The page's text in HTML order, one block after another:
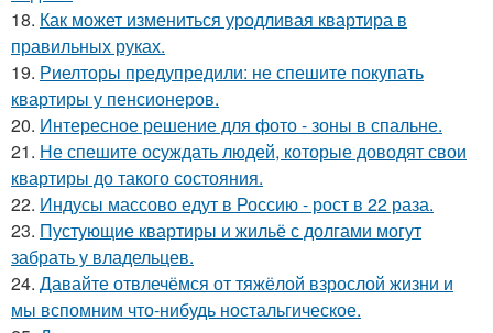
18. Как может измениться уродливая квартира в
правильных руках.
19. Риелторы предупредили: не спешите покупать
квартиры у пенсионеров.
20. Интересное решение для фото - зоны в спальне.
21. Не спешите осуждать людей, которые доводят свои
квартиры до такого состояния.
22. Индусы массово едут в Россию - рост в 22 раза.
23. Пустующие квартиры и жильё с долгами могут
забрать у владельцев.
24. Давайте отвлечёмся от тяжёлой взрослой жизни и
мы вспомним что-нибудь ностальгическое.